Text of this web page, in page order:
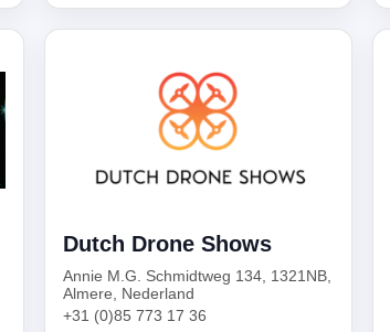
Dutch Drone Shows
Annie M.G. Schmidtweg 134, 1321NB,
Almere, Nederland
+31 (0)85 773 17 36